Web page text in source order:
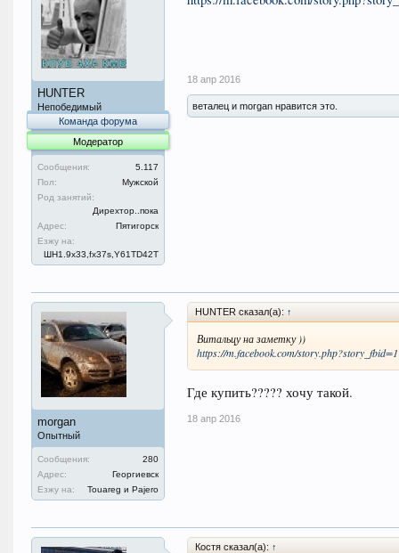
HUNTER
Непобедимый
Команда форума
Модератор
Сообщения:
5.117
Пол:
Мужской
Род занятий:
Дирехтор..пока
Адрес:
Пятигорск
Езжу на:
ШН1.9x33,fx37s,Y61TD42T
18 апр 2016
веталец и morgan нравится это.
morgan
Опытный
Сообщения:
280
Адрес:
Георгиевск
Езжу на:
Touareg и Pajero
HUNTER сказал(а): ↑
Витальцу на заметку ))
https://m.facebook.com/
Где купить????? хочу такой.
18 апр 2016
Костя сказал(а): ↑